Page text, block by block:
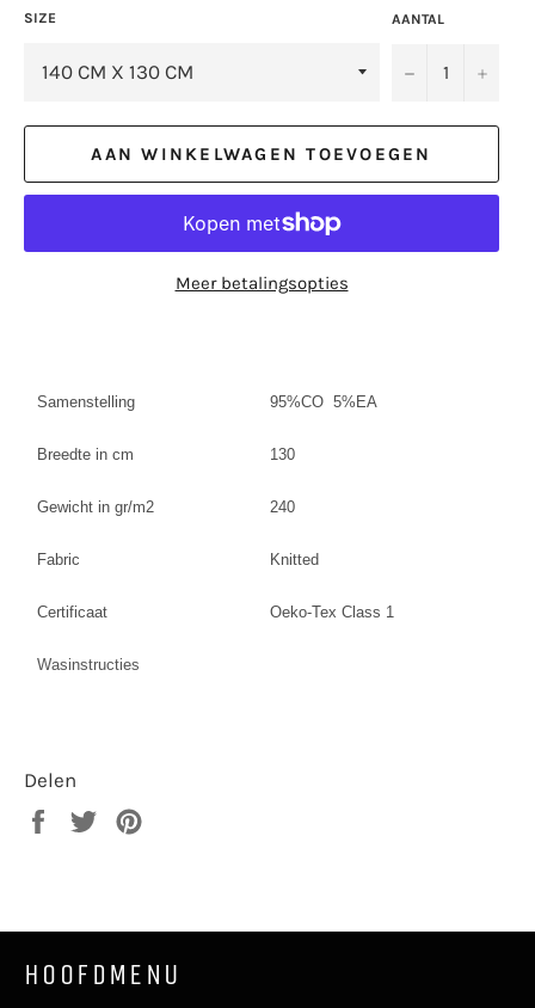
SIZE AANTAL
− +
AAN WINKELWAGEN TOEVOEGEN
Meer betalingsopties
Samenstelling 95%CO 5%EA
Breedte in cm 130
Gewicht in gr/m2 240
Fabric Knitted
Certificaat Oeko-Tex Class 1
Wasinstructies
Delen
Delen
Twitteren
HOOFDMENU